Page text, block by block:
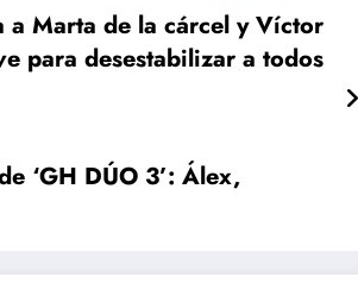
a Marta de la cárcel y Víctor
para desestabilizar a todos
‘GH DÚO 3’: Álex,